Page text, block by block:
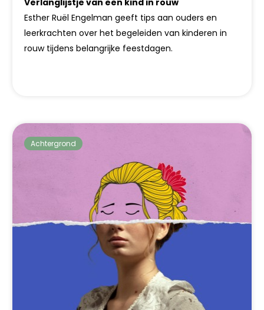
Esther Ruël Engelman geeft tips aan ouders en
leerkrachten over het begeleiden van kinderen in
rouw tijdens belangrijke feestdagen.
Achtergrond